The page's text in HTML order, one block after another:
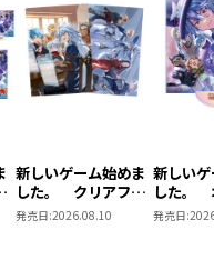
新しいゲーム始めま
した。 クリアファ
イルセット
発売日:2026.08.10
新しい
した。
クリル
発売日: